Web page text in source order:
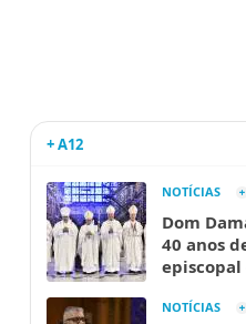
+ A12
NOTÍCIAS
Dom
40 anos
NOTÍCIAS